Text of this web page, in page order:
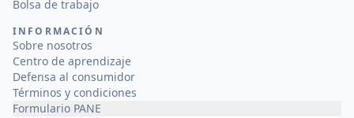
Bolsa de trabajo
INFORMACIÓN
Sobre nosotros
Centro de aprendizaje
Defensa al consumidor
Términos y condiciones
Formulario PANE